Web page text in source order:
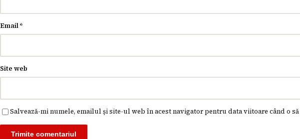
Email*
Site web
Salvează-mi numele, emailul și site-ul web în acest navigator pentru data viitoare când o să